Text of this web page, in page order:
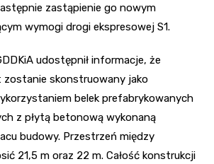
zastąpienie go nowym
wymogi drogi ekspresowej S1.
udostępnił informacje, że
zostanie skonstruowany jako
belek prefabrykowanych
z płytą betonową wykonaną
budowy. Przestrzeń między
21,5 m oraz 22 m. Całość konstrukcji